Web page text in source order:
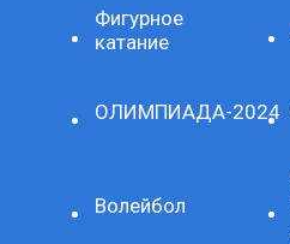
Фигурное
катание
ОЛИМПИАДА-2024
Волейбол